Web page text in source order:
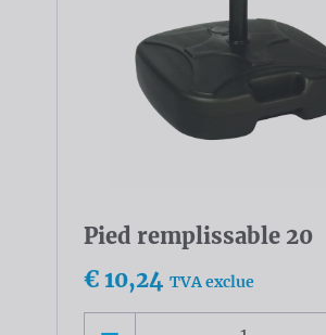
Pied remplissable 20
€ 10,24 TVA exclue